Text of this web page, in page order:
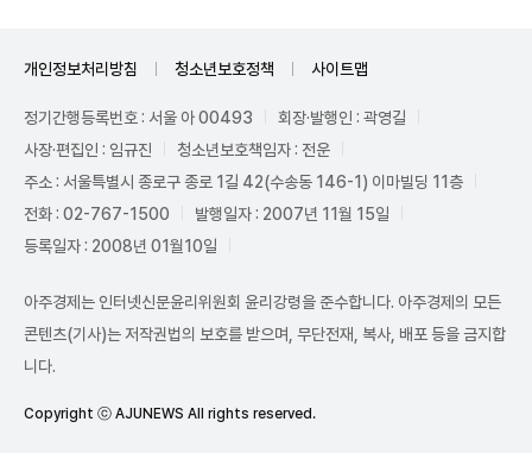
개인정보처리방침 청소년보호정책 사이트맵
정기간행등록번호 : 서울 아 00493
회장·발행인 : 곽영길
사장·편집인 : 임규진
청소년보호책임자 : 전운
주소 : 서울특별시 종로구 종로 1길 42(수송동 146-1) 이마빌딩 11층
전화 : 02-767-1500
발행일자 : 2007년 11월 15일
등록일자 : 2008년 01월10일
아주경제는 인터넷신문윤리위원회 윤리강령을 준수합니다. 아주경제의 모든
콘텐츠(기사)는 저작권법의 보호를 받으며, 무단전재, 복사, 배포 등을 금지합
니다.
Copyright ⓒ AJUNEWS All rights reserved.